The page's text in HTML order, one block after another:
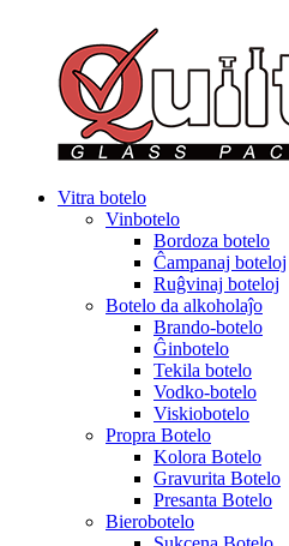
Vitra botelo
Vinbotelo
Bordoza botelo
Ĉampanaj boteloj
Ruĝvinaj boteloj
Botelo da alkoholaĵo
Brando-botelo
Ĝinbotelo
Tekila botelo
Vodko-botelo
Viskiobotelo
Propra Botelo
Kolora Botelo
Gravurita Botelo
Presanta Botelo
Bierobotelo